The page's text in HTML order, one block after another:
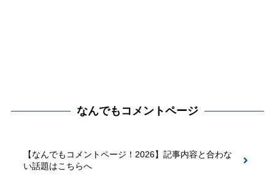
なんでもコメントページ
【なんでもコメントページ！2026】記事内容と合わな
い話題はこちらへ